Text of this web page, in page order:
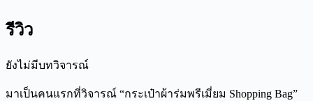
รีวิว
ยังไม่มีบทวิจารณ์
มาเป็นคนแรกที่วิจารณ์ “กระเป๋าผ้าร่มพรีเมี่ยม Shopping Bag”